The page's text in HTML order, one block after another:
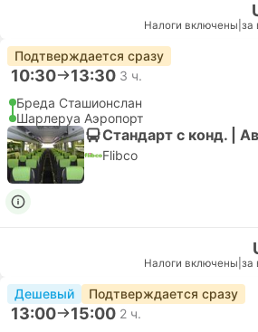
Налоги включены за
Подтверждается сразу
10:30 13:30 3 ч.
Бреда Сташионслан
Шарлеруа Аэропорт
Стандарт с конд. |
Flibco
Налоги включены за
Дешевый Подтверждается сразу
13:00 15:00 2 ч.